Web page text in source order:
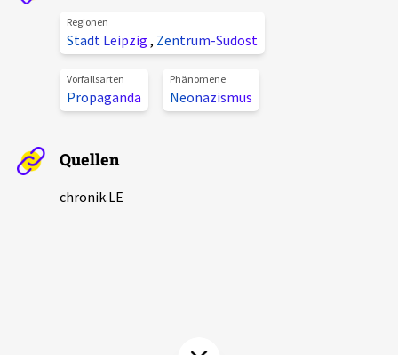
Alle Beiträge
Veranstaltungen
Pressemitteilungen
Über uns
Projektbeschreibung
Kontakt
Unterstützer_innen
Regionen
Stadt Leipzig , Zentrum-Südost
Vorfallsarten
Propaganda
Phänomene
Neonazismus
Quellen
chronik.LE